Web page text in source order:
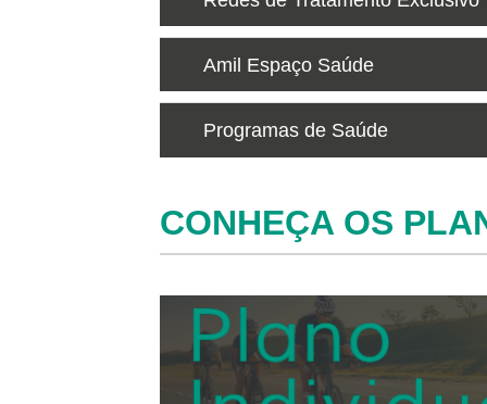
Amil Espaço Saúde
Programas de Saúde
CONHEÇA OS